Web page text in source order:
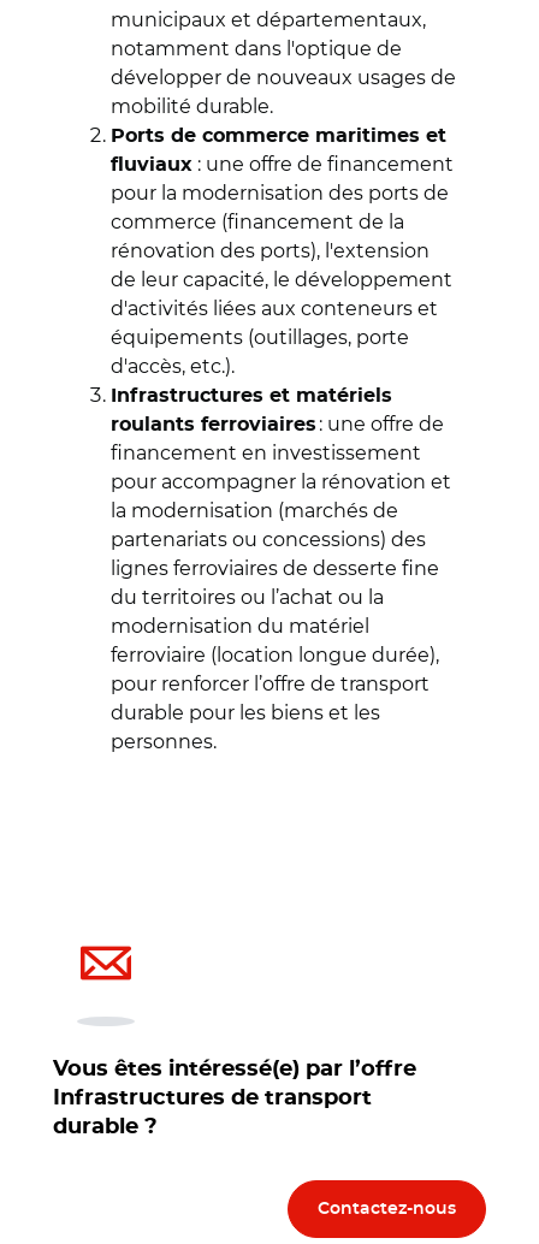
municipaux et départementaux,
notamment dans l'optique de
développer de nouveaux usages de
mobilité durable.
Ports de commerce maritimes et
fluviaux : une offre de financement
pour la modernisation des ports de
commerce (financement de la
rénovation des ports), l'extension
de leur capacité, le développement
d'activités liées aux conteneurs et
équipements (outillages, porte
d'accès, etc.).
Infrastructures et matériels
roulants ferroviaires : une offre de
financement en investissement
pour accompagner la rénovation et
la modernisation (marchés de
partenariats ou concessions) des
lignes ferroviaires de desserte fine
du territoires ou l’achat ou la
modernisation du matériel
ferroviaire (location longue durée),
pour renforcer l’offre de transport
durable pour les biens et les
personnes.
Vous êtes intéressé(e) par l’offre
Infrastructures de transport
durable ?
Contactez-nous